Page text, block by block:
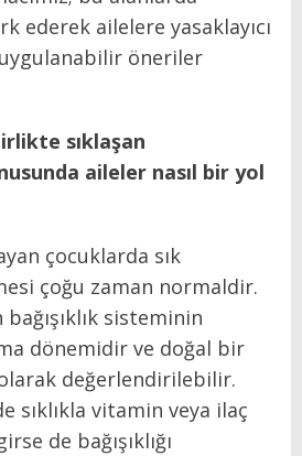
ederek ailelere yasaklayıcı
öneriler
sıklaşan
aileler nasıl bir yol
çocuklarda sık
çoğu zaman normaldir.
sisteminin
dönemidir ve doğal bir
olarak değerlendirilebilir.
sıklıkla vitamin veya ilaç
de bağışıklığı